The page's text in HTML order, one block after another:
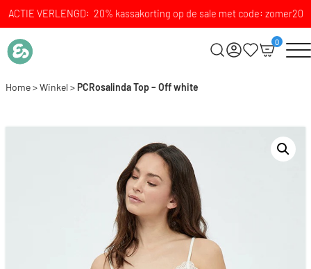
ACTIE VERLENGD: 20% kassakorting op de sale met code: zomer20
0
Home>Winkel> PCRosalinda Top – Off white